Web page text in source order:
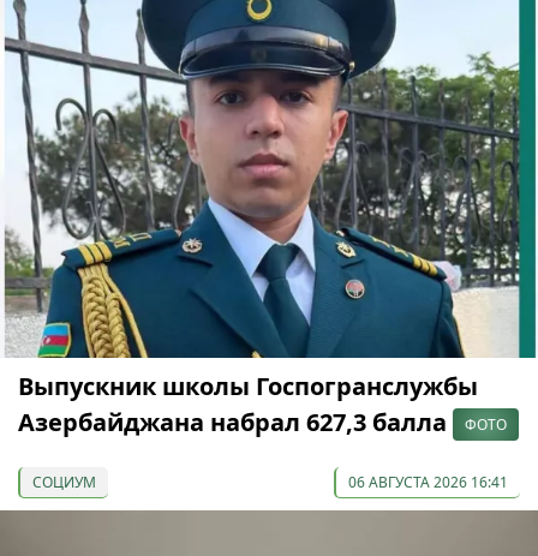
Выпускник школы Госпогранслужбы
Азербайджана набрал 627,3 балла
ФОТО
СОЦИУМ 06 АВГУСТА 2026 16:41